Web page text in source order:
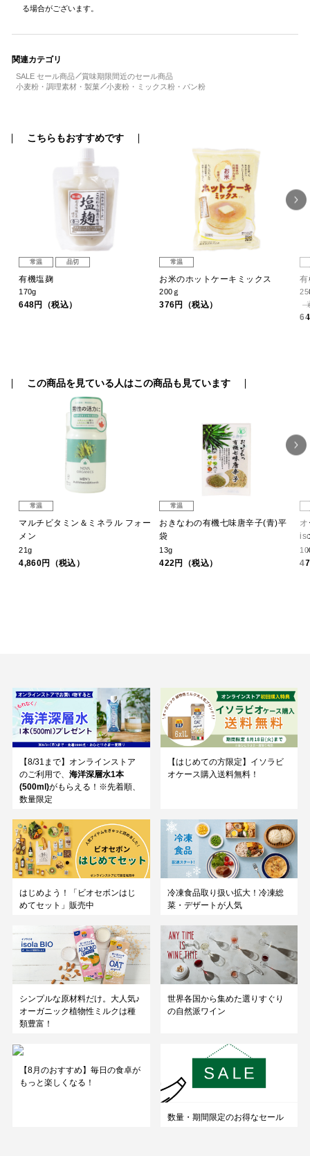
る場合がございます。
関連カテゴリ
SALE セール商品
賞味期限間近のセール商品
小麦粉・調理素材・製菓
小麦粉・ミックス粉・パン粉
こちらもおすすめです
常温 品切
有機塩麹
170g
648円（税込）
常温
お米のホットケーキミックス
200ｇ
376円（税込）
この商品を見ている人はこの商品も見ています
常温
マルチビタミン＆ミネラル フォー
メン
21g
4,860円（税込）
常温
おきなわの有機七味唐辛子(青)平
袋
13g
422円（税込）
【8/31まで】オンラインストア
のご利用で、 海洋深層水1本
(500ml)がもらえる！※先着順、
数量限定
【はじめての方限定】イソラビ
オケース購入送料無料！
はじめよう！「ビオセボンはじ
めてセット」販売中
冷凍食品取り扱い拡大！冷凍総
菜・デザートが人気
シンプルな原材料だけ。大人気♪
オーガニック植物性ミルクは種
類豊富！
世界各国から集めた選りすぐり
の自然派ワイン
【8月のおすすめ】毎日の食卓が
もっと楽しくなる！
数量・期間限定のお得なセール